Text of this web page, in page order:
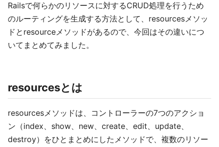
Railsで何らかのリソースに対するCRUD処理を行うため
のルーティングを生成する方法として、resourcesメソッ
ドとresourceメソッドがあるので、今回はその違いにつ
いてまとめてみました。
resourcesとは
resourcesメソッドは、コントローラーの7つのアクショ
ン（index、show、new、create、edit、update、
destroy）をひとまとめにしたメソッドで、複数のリソー